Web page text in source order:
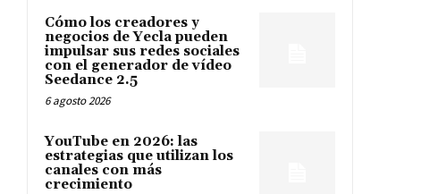
Cómo los creadores y
negocios de Yecla pueden
impulsar sus redes sociales
con el generador de vídeo
Seedance 2.5
6 agosto 2026
YouTube en 2026: las
estrategias que utilizan los
canales con más
crecimiento